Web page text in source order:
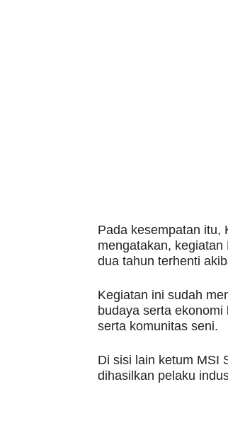
Pada kesempatan itu,
mengatakan,
dua tahun terhenti
Kegiatan ini sudah
budaya serta
serta komunitas seni.
Di sisi lain ketum MSI
dihasilkan pelaku